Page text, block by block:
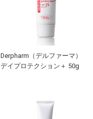
Derpharm（デルファーマ）
デイプロテクション＋ 50g